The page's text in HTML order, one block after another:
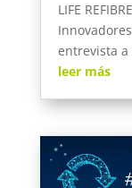
LIFE
entrevista a
leer más